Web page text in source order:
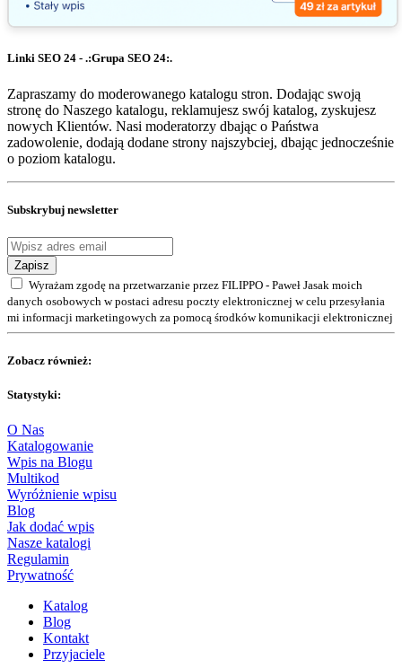
Linki SEO 24 - .:Grupa SEO 24:.
Zapraszamy do moderowanego katalogu stron. Dodając swoją
stronę do Naszego katalogu, reklamujesz swój katalog, zyskujesz
nowych Klientów. Nasi moderatorzy dbając o Państwa
zadowolenie, dodają dodane strony najszybciej, dbając jednocześnie
o poziom katalogu.
Subskrybuj newsletter
Zapisz
Wyrażam zgodę na przetwarzanie przez FILIPPO - Paweł Jasak moich
danych osobowych w postaci adresu poczty elektronicznej w celu przesyłania
mi informacji marketingowych za pomocą środków komunikacji elektronicznej
Zobacz również:
Statystyki:
O Nas
Katalogowanie
Wpis na Blogu
Multikod
Wyróżnienie wpisu
Blog
Jak dodać wpis
Nasze katalogi
Regulamin
Prywatność
Katalog
Blog
Kontakt
Przyjaciele